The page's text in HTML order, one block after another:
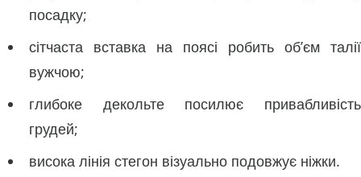
посадку;
сітчаста вставка на поясі робить об’єм талії
вужчою;
глибоке декольте посилює привабливість
грудей;
висока лінія стегон візуально подовжує ніжки.